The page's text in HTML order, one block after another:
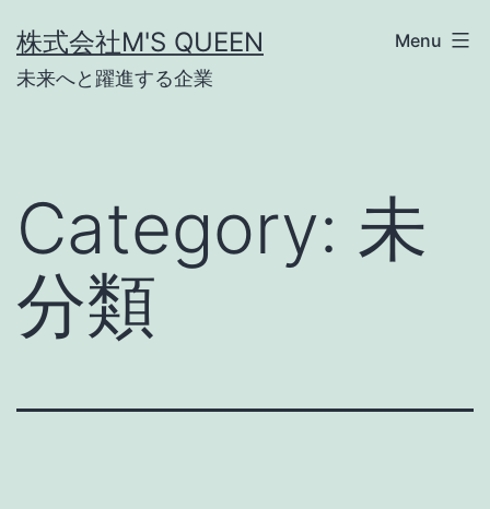
to
content
株式会社M'S QUEEN
未来へと躍進する企業
Menu
Category: 未
分類